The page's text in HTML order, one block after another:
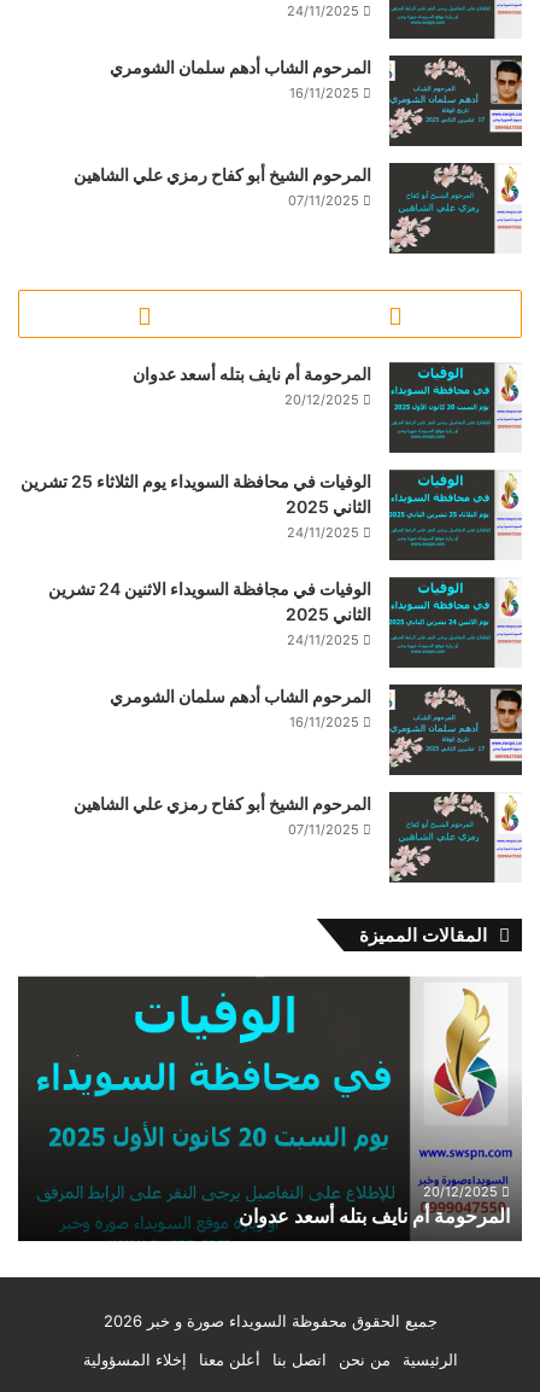
24/11/2025
المرحوم الشاب أدهم سلمان الشومري
16/11/2025
المرحوم الشيخ أبو كفاح رمزي علي الشاهين
07/11/2025
المرحومة أم نايف بتله أسعد عدوان
20/12/2025
الوفيات في محافظة السويداء يوم الثلاثاء 25 تشرين
الثاني 2025
24/11/2025
الوفيات في مجافظة السويداء الاثنين 24 تشرين
الثاني 2025
24/11/2025
المرحوم الشاب أدهم سلمان الشومري
16/11/2025
المرحوم الشيخ أبو كفاح رمزي علي الشاهين
07/11/2025
المقالات المميزة
المرحومة
أسعد
عدوان
20/12/2025
المرحومة أم نايف بتله أسعد عدوان
جميع الحقوق محفوظة السويداء صورة و خبر 2026
الرئيسية
من نحن اتصل بنا أعلن معنا
إخلاء المسؤولية